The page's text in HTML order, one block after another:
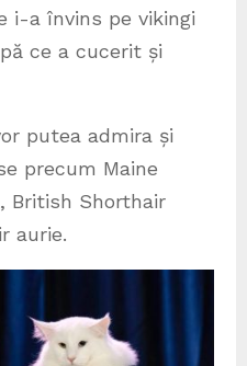
i-a învins pe vikingi
ce a cucerit și
putea admira și
precum Maine
British Shorthair
aurie.